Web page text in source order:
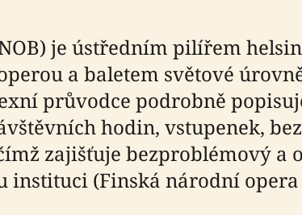
je ústředním pilířem
a baletem světové
průvodce podrobně
hodin, vstupenek,
zajišťuje bezproblémový a
(Finská národní opera